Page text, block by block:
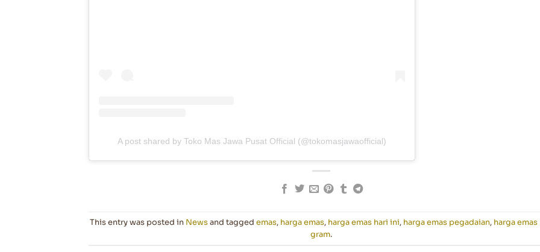
A post shared by Toko Mas Jawa Pusat Official (@tokomasjawaofficial)
This entry was posted in Newsand taggedemas, harga emas, harga emas hari ini, harga emas pegadaian, harga
gram.